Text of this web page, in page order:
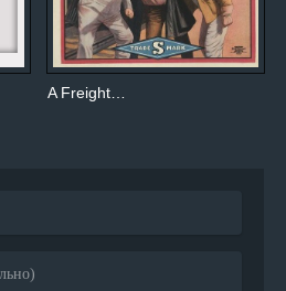
A Freight…